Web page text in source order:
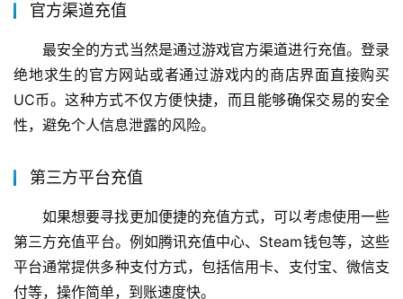
官方渠道充值
最安全的方式当然是通过游戏官方渠道进行充值。登录
绝地求生的官方网站或者通过游戏内的商店界面直接购买
UC币。这种方式不仅方便快捷，而且能够确保交易的安全
性，避免个人信息泄露的风险。
第三方平台充值
如果想要寻找更加便捷的充值方式，可以考虑使用一些
第三方充值平台。例如腾讯充值中心、Steam钱包等，这些
平台通常提供多种支付方式，包括信用卡、支付宝、微信支
付等，操作简单，到账速度快。